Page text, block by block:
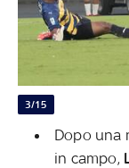
3/15
Dopo una
in campo,